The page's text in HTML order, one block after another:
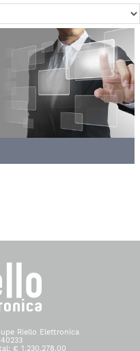
Riello Elettronica
€ 1.230.278,00